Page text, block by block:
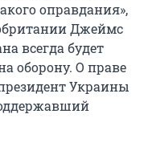
оправдания»,
Джеймс
всегда будет
оборону. О праве
Украины